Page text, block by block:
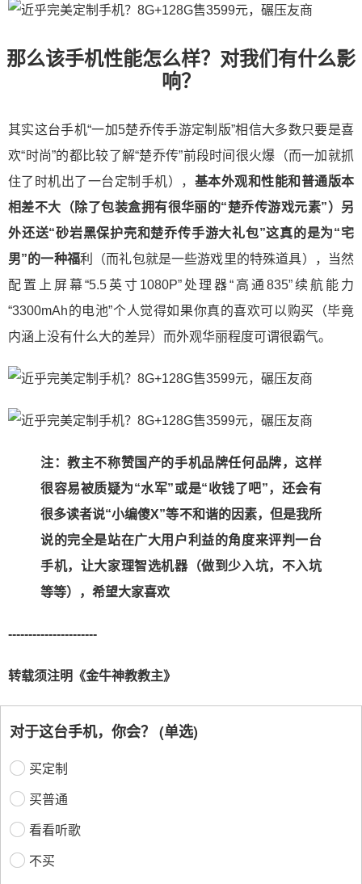
那么该手机性能怎么样？对我们有什么影
响？
其实这台手机“一加5楚乔传手游定制版”相信大多数只要是喜
欢“时尚”的都比较了解“楚乔传”前段时间很火爆（而一加就抓
住了时机出了一台定制手机）， 基本外观和性能和普通版本
相差不大（除了包装盒拥有很华丽的“楚乔传游戏元素”）另
外还送“砂岩黑保护壳和楚乔传手游大礼包”这真的是为“宅
男”的一种福利（而礼包就是一些游戏里的特殊道具），当然
配置上屏幕“5.5英寸1080P”处理器“高通835”续航能力
“3300mAh的电池”个人觉得如果你真的喜欢可以购买（毕竟
内涵上没有什么大的差异）而外观华丽程度可谓很霸气。
注：教主不称赞国产的手机品牌任何品牌，这样
很容易被质疑为“水军”或是“收钱了吧”，还会有
很多读者说“小编傻X”等不和谐的因素，但是我所
说的完全是站在广大用户利益的角度来评判一台
手机，让大家理智选机器（做到少入坑，不入坑
等等），希望大家喜欢
----------------------
转载须注明《金牛神教教主》
对于这台手机，你会？ (单选)
买定制
买普通
看看听歌
不买